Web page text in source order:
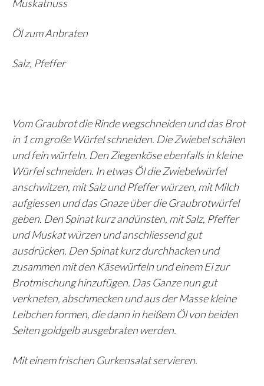
Muskatnuss
Öl zum Anbraten
Salz, Pfeffer
Vom Graubrot die Rinde wegschneiden und das Brot
in 1 cm große Würfel schneiden. Die Zwiebel schälen
und fein würfeln. Den Ziegenköse ebenfalls in kleine
Würfel schneiden. In etwas Öl die Zwiebelwürfel
anschwitzen, mit Salz und Pfeffer würzen, mit Milch
aufgiessen und das Gnaze über die Graubrotwürfel
geben. Den Spinat kurz andünsten, mit Salz, Pfeffer
und Muskat würzen und anschliessend gut
ausdrücken. Den Spinat kurz durchhacken und
zusammen mit den Käsewürfeln und einem Ei zur
Brotmischung hinzufügen. Das Ganze nun gut
verkneten, abschmecken und aus der Masse kleine
Leibchen formen, die dann in heißem Öl von beiden
Seiten goldgelb ausgebraten werden.
Mit einem frischen Gurkensalat servieren.